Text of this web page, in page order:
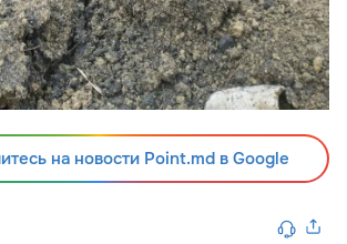
на новости Point.md в Google